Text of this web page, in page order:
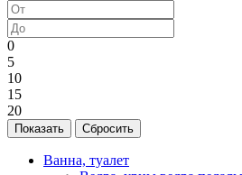
0
5
10
15
20
Ванна, туалет